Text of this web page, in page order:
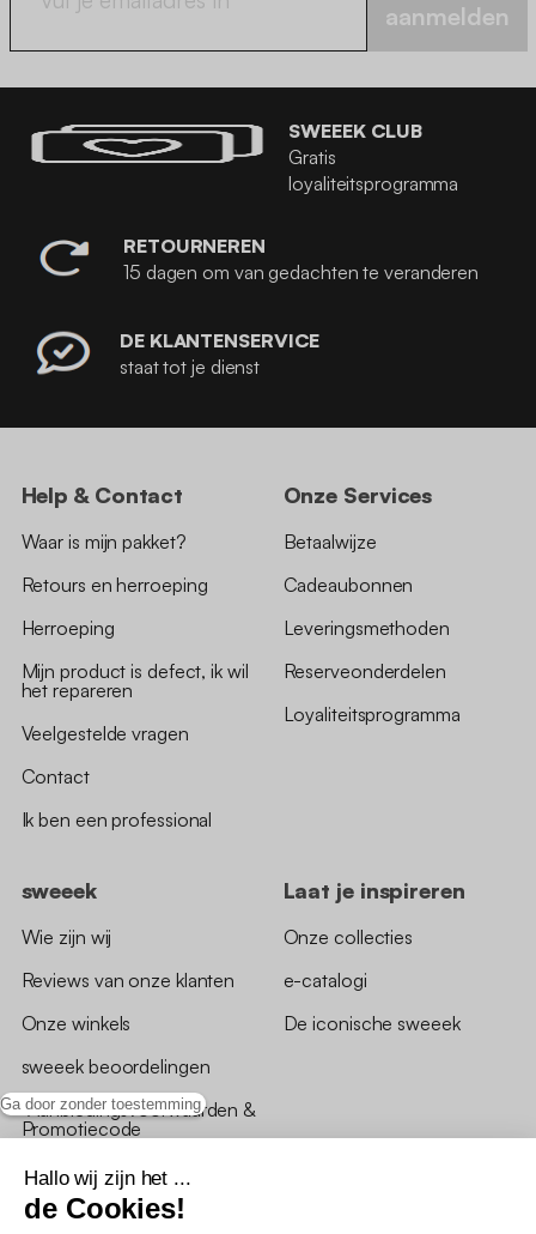
Ga door zonder toestemming
Hallo wij zijn het ...
de Cookies!
aanmelden
SWEEEK CLUB
Gratis
loyaliteitsprogramma
RETOURNEREN
15 dagen om van gedachten te veranderen
DE KLANTENSERVICE
staat tot je dienst
Help & Contact
Waar is mijn pakket?
Retours en herroeping
Herroeping
Mijn product is defect, ik wil
het repareren
Veelgestelde vragen
Contact
Ik ben een professional
Onze Services
Betaalwijze
Cadeaubonnen
Leveringsmethoden
Reserveonderdelen
Loyaliteitsprogramma
sweeek
Wie zijn wij
Reviews van onze klanten
Onze winkels
sweeek beoordelingen
*Aanbiedingsvoorwaarden &
Promotiecode
Laat je inspireren
Onze collecties
e-catalogi
De iconische sweeek